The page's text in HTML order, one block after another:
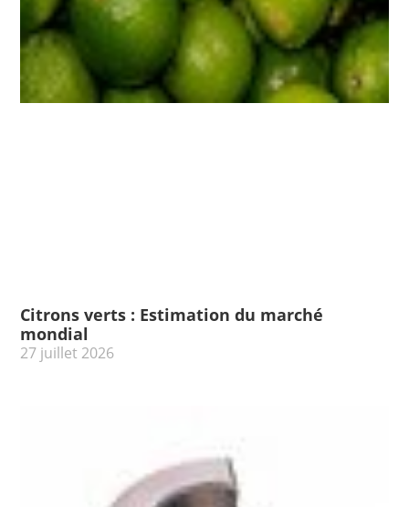
Citrons verts : Estimation du marché
mondial
27 juillet 2026